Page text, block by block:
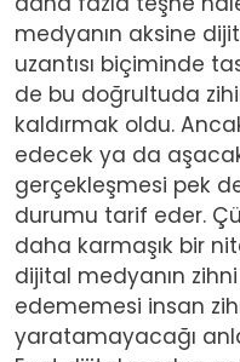
medyanın aksine
uzantısı biçiminde
de bu doğrultuda
kaldırmak oldu.
edecek ya da
gerçekleşmesi pek
durumu tarif eder.
daha karmaşık bir
dijital medyanın
edememesi insan
yaratamayacağı